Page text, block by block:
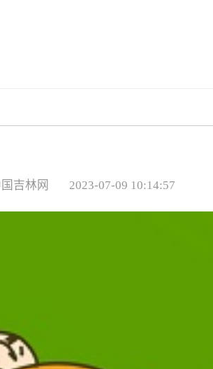
吉林网 2023-07-09 10:14:57